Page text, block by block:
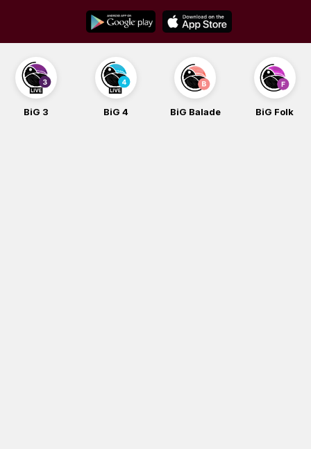
content
BiG 3 BiG 4 BiG Balade BiG Folk